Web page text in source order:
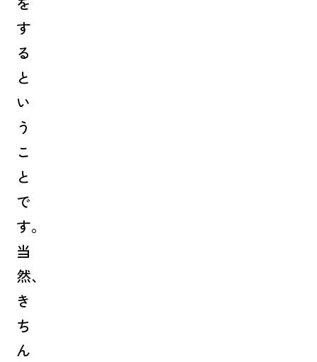
す
る
と
い
う
こ
と
で
す。
当
然、
き
ち
ん